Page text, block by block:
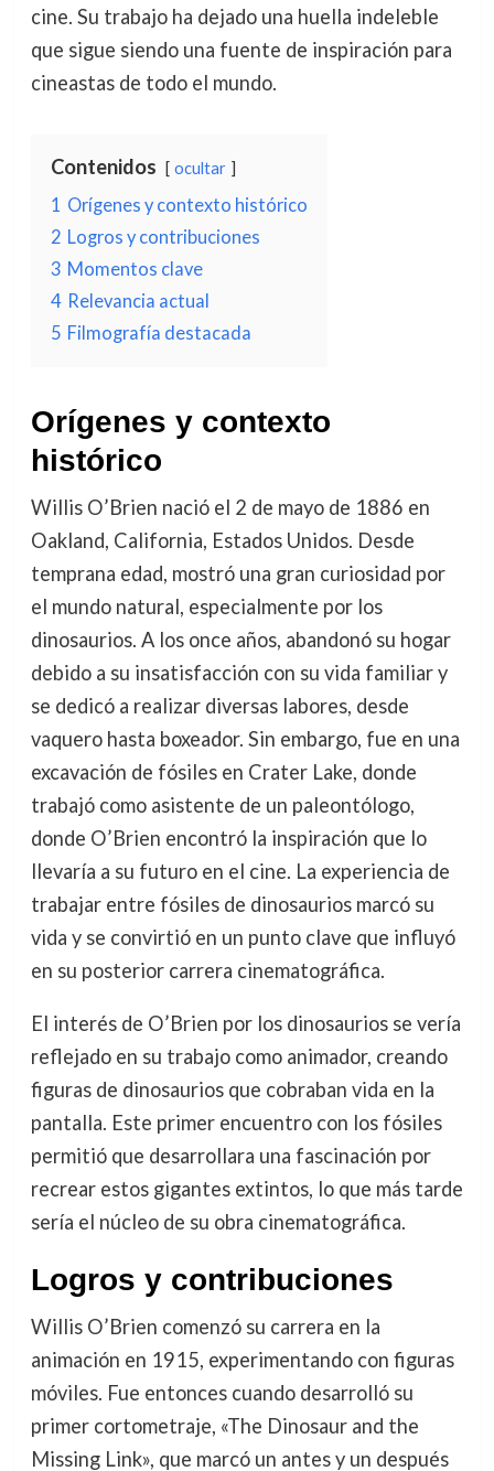
cine. Su trabajo ha dejado una huella indeleble
que sigue siendo una fuente de inspiración para
cineastas de todo el mundo.
Contenidos ocultar
1 Orígenes y contexto histórico
2 Logros y contribuciones
3 Momentos clave
4 Relevancia actual
5 Filmografía destacada
Orígenes y contexto
histórico
Willis O’Brien nació el 2 de mayo de 1886 en
Oakland, California, Estados Unidos. Desde
temprana edad, mostró una gran curiosidad por
el mundo natural, especialmente por los
dinosaurios. A los once años, abandonó su hogar
debido a su insatisfacción con su vida familiar y
se dedicó a realizar diversas labores, desde
vaquero hasta boxeador. Sin embargo, fue en una
excavación de fósiles en Crater Lake, donde
trabajó como asistente de un paleontólogo,
donde O’Brien encontró la inspiración que lo
llevaría a su futuro en el cine. La experiencia de
trabajar entre fósiles de dinosaurios marcó su
vida y se convirtió en un punto clave que influyó
en su posterior carrera cinematográfica.
El interés de O’Brien por los dinosaurios se vería
reflejado en su trabajo como animador, creando
figuras de dinosaurios que cobraban vida en la
pantalla. Este primer encuentro con los fósiles
permitió que desarrollara una fascinación por
recrear estos gigantes extintos, lo que más tarde
sería el núcleo de su obra cinematográfica.
Logros y contribuciones
Willis O’Brien comenzó su carrera en la
animación en 1915, experimentando con figuras
móviles. Fue entonces cuando desarrolló su
primer cortometraje, «The Dinosaur and the
Missing Link», que marcó un antes y un después